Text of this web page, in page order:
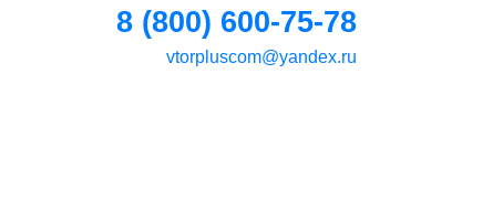
8 (800) 600-75-78
vtorpluscom@yandex.ru